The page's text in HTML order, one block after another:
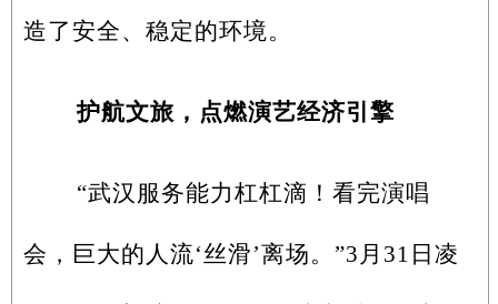
造了安全、稳定的环境。
护航文旅，点燃演艺经济引擎
“武汉服务能力杠杠滴！看完演唱
会，巨大的人流‘丝滑’离场。”3月31日凌